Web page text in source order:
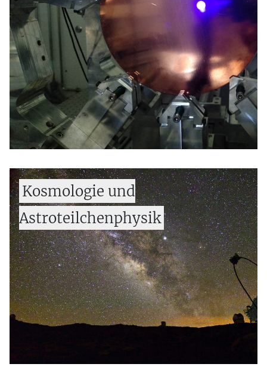
LEGEND: Majorana-Eigenschaft des
Neutrinos
MADMAX: Suche nach Axionen als Dunkle
Materie
RADES-Detektor im BabyIAXO-
Experiment: Nachweis von kosmischen
Axionen
Kosmologie und
Astroteilchenphysik
Astrophysikalische Boten
Teilchenphysik und Kosmologie
Theoretische Astroteilchenphysik
MAGIC und CTA:
Gammastrahlenteleskope